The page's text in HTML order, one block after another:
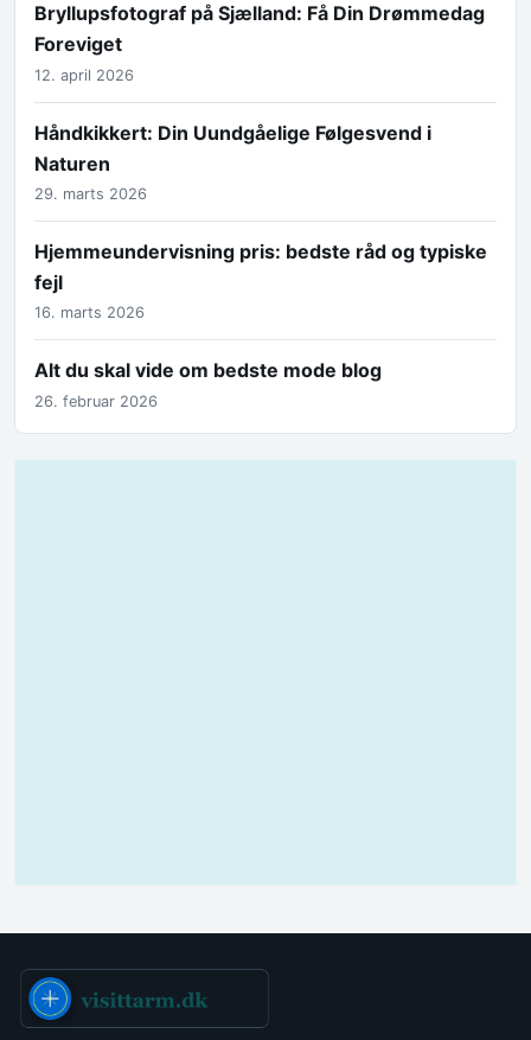
Bryllupsfotograf på Sjælland: Få Din Drømmedag
Foreviget
12. april 2026
Håndkikkert: Din Uundgåelige Følgesvend i
Naturen
29. marts 2026
Hjemmeundervisning pris: bedste råd og typiske
fejl
16. marts 2026
Alt du skal vide om bedste mode blog
26. februar 2026